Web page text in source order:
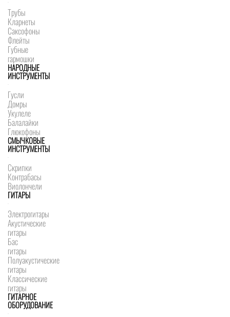
Трубы
Кларнеты
Саксофоны
Флейты
Губные
гармошки
НАРОДНЫЕ
ИНСТРУМЕНТЫ
Гусли
Домры
Укулеле
Балалайки
Глюкофоны
СМЫЧКОВЫЕ
ИНСТРУМЕНТЫ
Скрипки
Контрабасы
Виолончели
ГИТАРЫ
Электрогитары
Акустические
гитары
Бас
гитары
Полуакустические
гитары
Классические
гитары
ГИТАРНОЕ
ОБОРУДОВАНИЕ